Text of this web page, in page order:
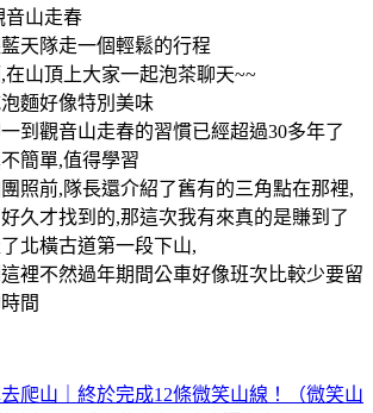
音山走春
天隊走一個輕鬆的行程
山頂上大家一起泡茶聊天~~
麵好像特別美味
到觀音山走春的習慣已經超過30多年了
簡單,值得學習
照前,隊長還介紹了舊有的三角點在那裡,
久才找到的,那這次我有來真的是賺到了
北橫古道第一段下山,
裡不然過年期間公車好像班次比較少要留
間
爬山｜終於完成12條微笑山線！（微笑山